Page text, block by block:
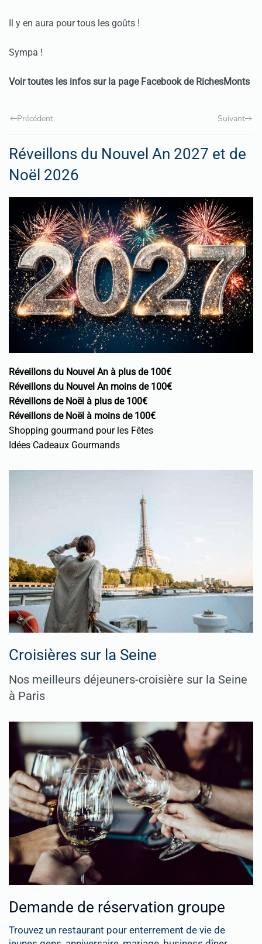
Il y en aura pour tous les goûts !
Sympa !
Voir toutes les infos sur la page Facebook de RichesMonts
Précédent Suivant
Réveillons du Nouvel An 2027 et de
Noël 2026
Réveillons du Nouvel An à plus de 100€
Réveillons du Nouvel An moins de 100€
Réveillons de Noël à plus de 100€
Réveillons de Noël à moins de 100€
Shopping gourmand pour les Fêtes
Idées Cadeaux Gourmands
Croisières sur la Seine
Nos meilleurs déjeuners-croisière sur la Seine
à Paris
Demande de réservation groupe
Trouvez un restaurant pour enterrement de vie de